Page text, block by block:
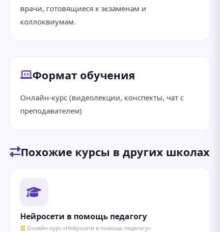
врачи, готовящиеся к экзаменам и
коллоквиумам.
Формат обучения
Онлайн-курс (видеолекции, конспекты, чат с
преподавателем)
Похожие курсы в других школах
Нейросети в помощь педагогу
Онлайн-курс «Нейросети в помощь педагогу»